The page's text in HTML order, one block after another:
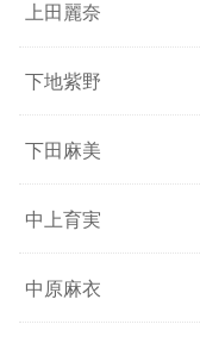
上田麗奈
下地紫野
下田麻美
中上育実
中原麻衣